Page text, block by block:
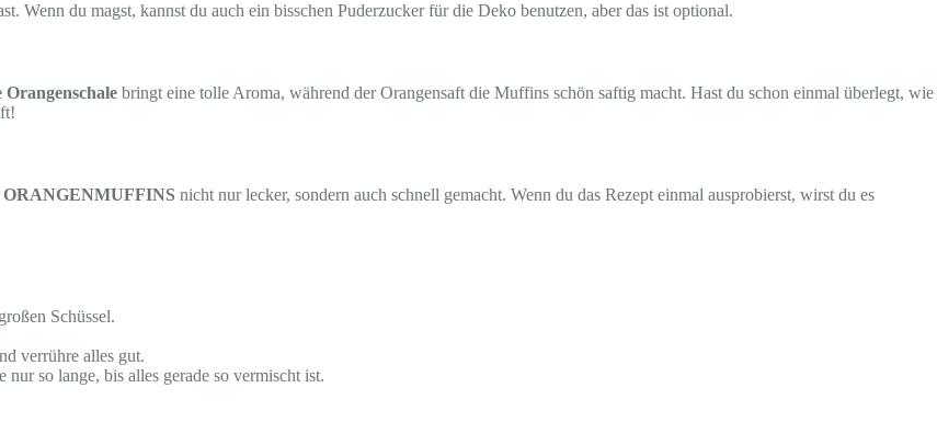
Wenn du magst, kannst du auch ein bisschen Puderzucker für die Deko benutzen, aber das ist optional.
Orangenschale bringt eine tolle Aroma, während der Orangensaft die Muffins schön saftig macht. Hast du schon einmal überlegt, wie
ORANGENMUFFINS nicht nur lecker, sondern auch schnell gemacht. Wenn du das Rezept einmal ausprobierst, wirst du es
Schüssel.
verrühre alles gut.
so lange, bis alles gerade so vermischt ist.